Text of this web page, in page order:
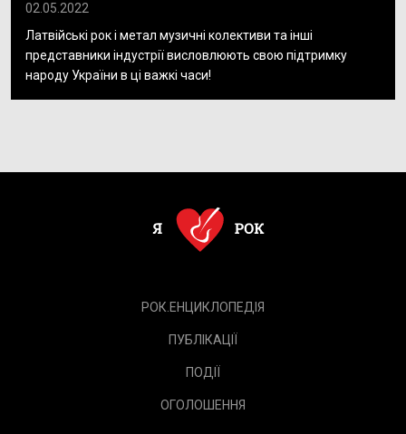
02.05.2022
Латвійські рок і метал музичні колективи та інші
представники індустрії висловлюють свою підтримку
народу України в ці важкі часи!
РОК.ЕНЦИКЛОПЕДІЯ
ПУБЛІКАЦІЇ
ПОДІЇ
ОГОЛОШЕННЯ